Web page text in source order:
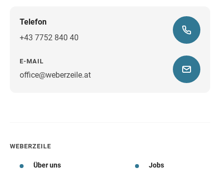
Telefon
+43 7752 840 40
E-MAIL
office@weberzeile.atWegbeschreibung
WEBERZEILE
Über uns Jobs